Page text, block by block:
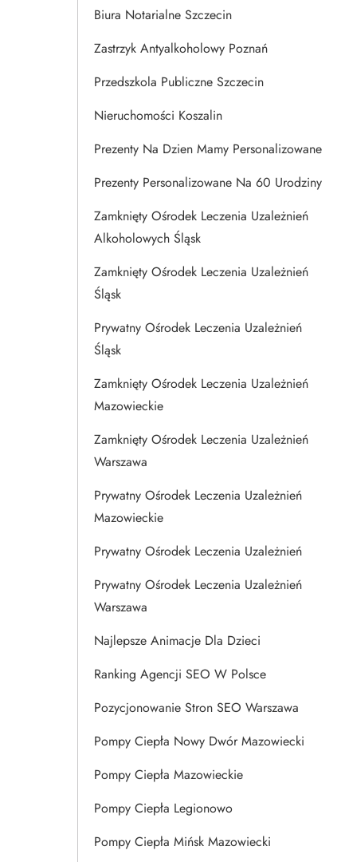
Biura Notarialne Szczecin
Zastrzyk Antyalkoholowy Poznań
Przedszkola Publiczne Szczecin
Nieruchomości Koszalin
Prezenty Na Dzien Mamy Personalizowane
Prezenty Personalizowane Na 60 Urodziny
Zamknięty Ośrodek Leczenia Uzależnień
Alkoholowych Śląsk
Zamknięty Ośrodek Leczenia Uzależnień
Śląsk
Prywatny Ośrodek Leczenia Uzależnień
Śląsk
Zamknięty Ośrodek Leczenia Uzależnień
Mazowieckie
Zamknięty Ośrodek Leczenia Uzależnień
Warszawa
Prywatny Ośrodek Leczenia Uzależnień
Mazowieckie
Prywatny Ośrodek Leczenia Uzależnień
Prywatny Ośrodek Leczenia Uzależnień
Warszawa
Najlepsze Animacje Dla Dzieci
Ranking Agencji SEO W Polsce
Pozycjonowanie Stron SEO Warszawa
Pompy Ciepła Nowy Dwór Mazowiecki
Pompy Ciepła Mazowieckie
Pompy Ciepła Legionowo
Pompy Ciepła Mińsk Mazowiecki